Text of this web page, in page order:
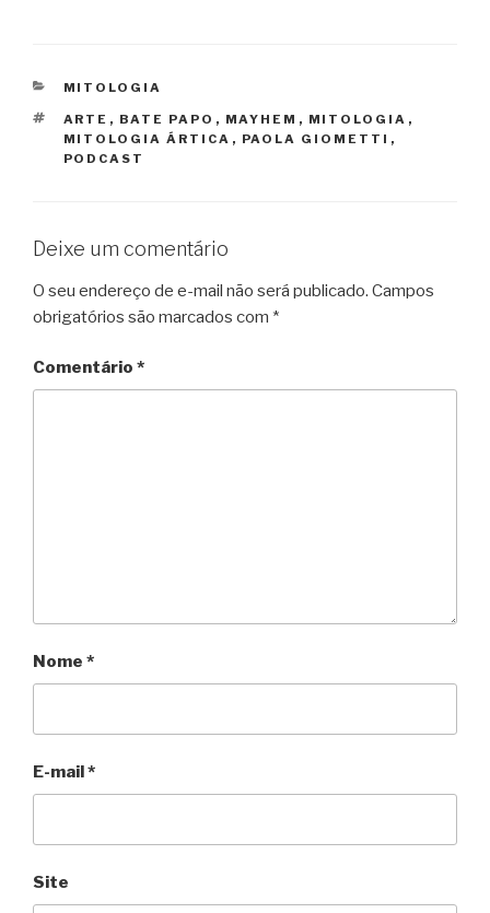
CATEGORIAS
MITOLOGIA
TAGS
ARTE , BATE PAPO , MAYHEM , MITOLOGIA ,
MITOLOGIA ÁRTICA , PAOLA GIOMETTI ,
PODCAST
Deixe um comentário
O seu endereço de e-mail não será publicado. Campos
obrigatórios são marcados com *
Comentário *
Nome *
E-mail*
Site